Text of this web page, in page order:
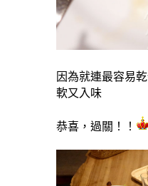
因為就連最容易
軟又入味
恭喜，過關！！